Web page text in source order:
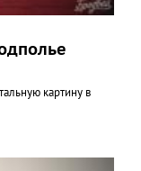
картину в